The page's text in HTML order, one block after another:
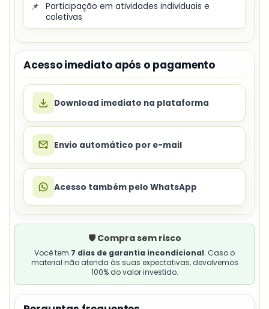
📌
Participação em atividades individuais e
coletivas
Acesso imediato após o pagamento
Download imediato na plataforma
Envio automático por e-mail
Acesso também pelo WhatsApp
🛡️ Compra sem risco
Você tem 7 dias de garantia incondicional. Caso o
material não atenda às suas expectativas, devolvemos
100% do valor investido.